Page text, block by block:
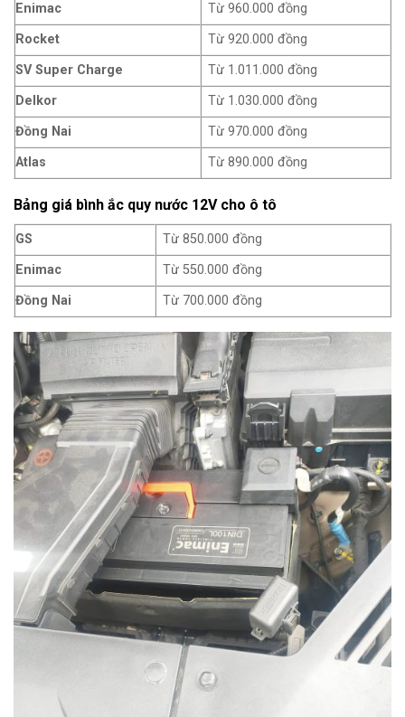
Enimac
Từ 960.000 đồng
Rocket
Từ 920.000 đồng
SV Super Charge
Từ 1.011.000 đồng
Delkor
Từ 1.030.000 đồng
Đồng Nai
Từ 970.000 đồng
Atlas
Từ 890.000 đồng
Bảng giá bình ắc quy nước 12V cho ô tô
GS
Từ 850.000 đồng
Enimac
Từ 550.000 đồng
Đồng Nai
Từ 700.000 đồng